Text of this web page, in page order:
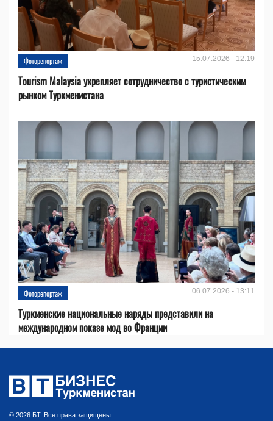
Фоторепортаж 15.07.2026 - 12:19
Tourism Malaysia укрепляет сотрудничество с туристическим
рынком Туркменистана
Фоторепортаж 06.07.2026 - 13:11
Туркменские национальные наряды представили на
международном показе мод во Франции
© 2026 БТ. Все права защищены.